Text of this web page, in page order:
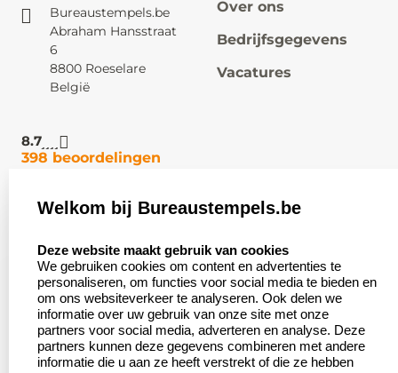
Bureaustempels.be
Abraham Hansstraat
6
8800 Roeselare
België
8.7
398 beoordelingen
Over ons
Bedrijfsgegevens
Vacatures
Klantenservice:
Contact
Veel gestelde vragen
Retourneren
Herroepingsrecht
Zakelijk:
Aanvraag op maat
Wederverkoper
worden
Betaling &
Verzending
Welkom bij Bureaustempels.be
Deze website maakt gebruik van cookies
We gebruiken cookies om content en advertenties te
personaliseren, om functies voor social media te bieden en
om ons websiteverkeer te analyseren. Ook delen we
informatie over uw gebruik van onze site met onze
partners voor social media, adverteren en analyse. Deze
partners kunnen deze gegevens combineren met andere
informatie die u aan ze heeft verstrekt of die ze hebben